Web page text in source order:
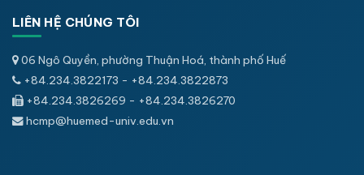
LIÊN HỆ CHÚNG TÔI
06 Ngô Quyền, phường Thuận Hoá, thành phố Huế
+84.234.3822173 - +84.234.3822873
+84.234.3826269 - +84.234.3826270
hcmp@huemed-univ.edu.vn